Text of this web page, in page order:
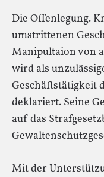
Die Offenlegung.
umstrittenen
Manipultaion von
wird als
Geschäftstätigkeit
deklariert. Seine
auf das
Mit der